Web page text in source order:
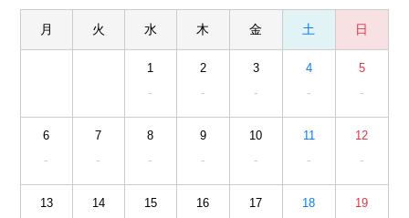
月 火 水 木 金 土 日
1
-
2
-
3
-
4
-
5
-
6
-
7
-
8
-
9
-
10
-
11
-
12
-
13 14 15 16 17 18 19